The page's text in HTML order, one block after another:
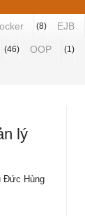
(8) EJB
(46) OOP (1)
lý
Đức Hùng